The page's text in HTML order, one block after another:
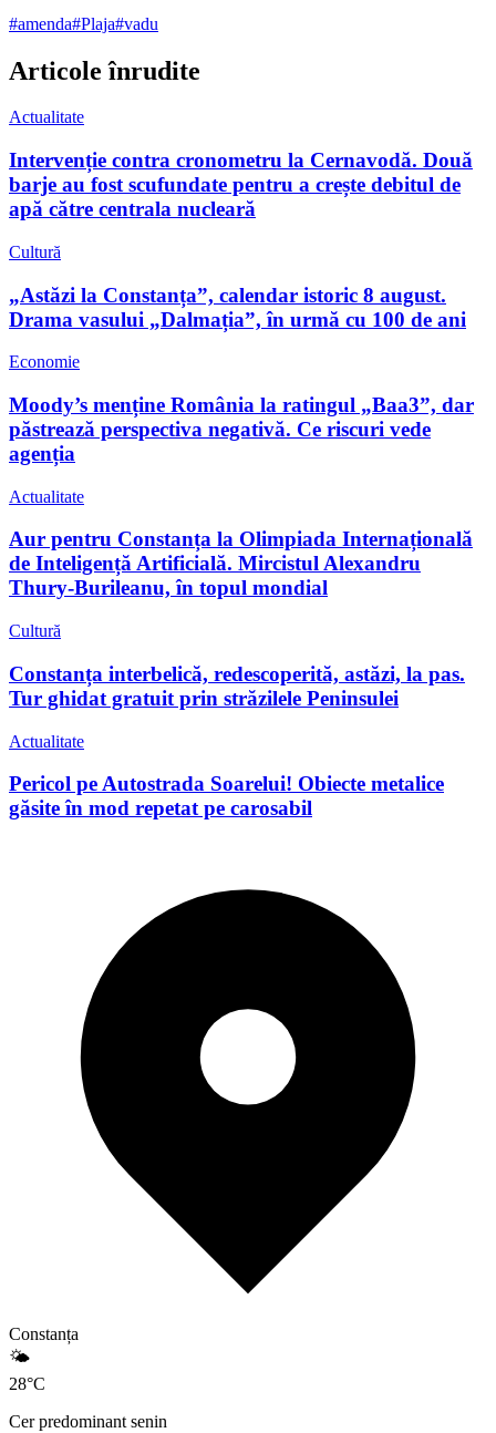
#amenda#Plaja#vadu
Articole înrudite
Actualitate
Intervenție contra cronometru la Cernavodă. Două
barje au fost scufundate pentru a crește debitul de
apă către centrala nucleară
Cultură
„Astăzi la Constanța”, calendar istoric 8 august.
Drama vasului „Dalmația”, în urmă cu 100 de ani
Economie
Moody’s menține România la ratingul „Baa3”, dar
păstrează perspectiva negativă. Ce riscuri vede
agenția
Actualitate
Aur pentru Constanța la Olimpiada Internațională
de Inteligență Artificială. Mircistul Alexandru
Thury-Burileanu, în topul mondial
Cultură
Constanța interbelică, redescoperită, astăzi, la pas.
Tur ghidat gratuit prin străzilele Peninsulei
Actualitate
Pericol pe Autostrada Soarelui! Obiecte metalice
găsite în mod repetat pe carosabil
Constanța
🌤️
28°C
Cer predominant senin